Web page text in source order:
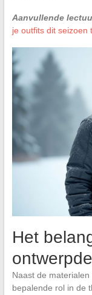
Aanvullende
je outfits dit seizoen
Het
Naast de
bepalende rol in de